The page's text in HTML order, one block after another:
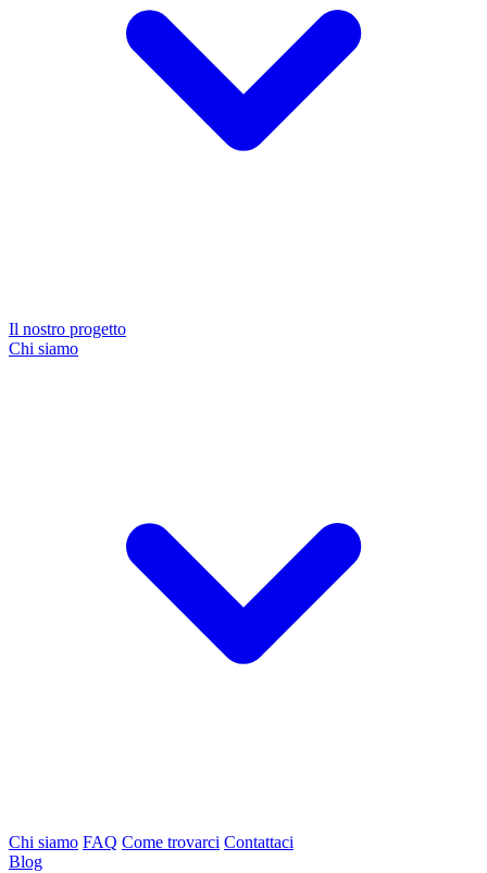
Il nostro progetto
Chi siamo
Chi siamo FAQ Come trovarci Contattaci
Blog